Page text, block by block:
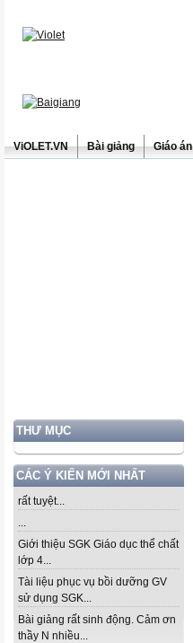
ViOLET.VN Bài giảng Giáo án
THƯ MỤC
CÁC Ý KIẾN MỚI NHẤT
rất tuyệt...
...
Giới thiệu SGK Giáo dục thể chất
lớp 4...
Tài liệu phục vụ bồi dưỡng GV
sử dụng SGK...
Bài giảng rất sinh động. Cảm ơn
thầy N nhiều...